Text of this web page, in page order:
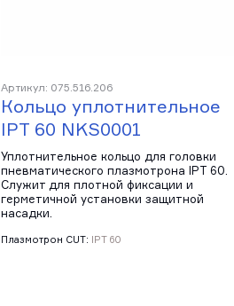
Артикул: 075.516.206
Кольцо уплотнительное
IPT 60 NKS0001
Уплотнительное кольцо для головки
пневматического плазмотрона IPT 60.
Служит для плотной фиксации и
герметичной установки защитной
насадки.
Плазмотрон CUT: IPT 60